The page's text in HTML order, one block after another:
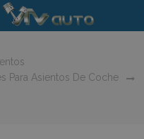
Para Asientos De Coche